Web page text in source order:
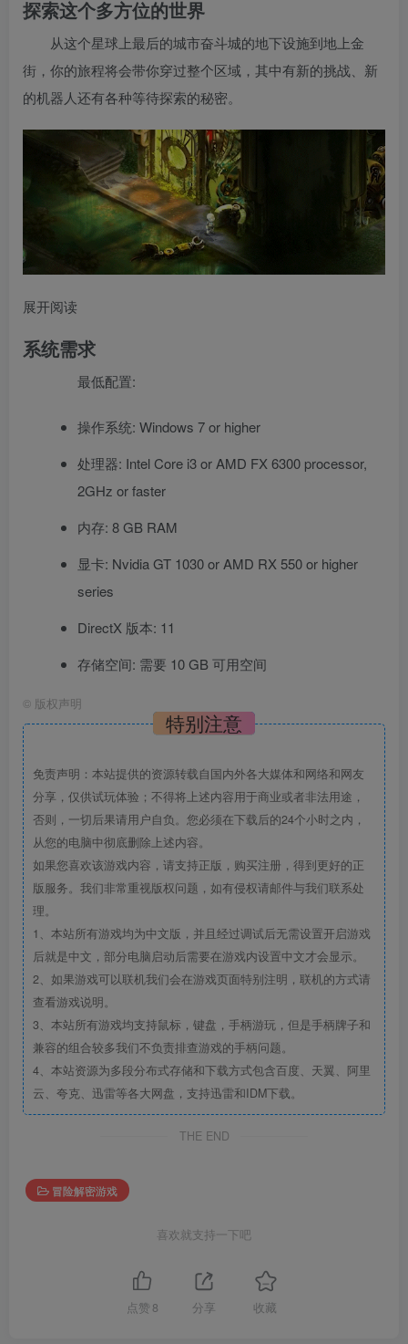
探索这个多方位的世界
从这个星球上最后的城市奋斗城的地下设施到地上金
街，你的旅程将会带你穿过整个区域，其中有新的挑战、新
的机器人还有各种等待探索的秘密。
展开阅读
系统需求
最低配置:
操作系统: Windows 7 or higher
处理器: Intel Core i3 or AMD FX 6300 processor,
2GHz or faster
内存: 8 GB RAM
显卡: Nvidia GT 1030 or AMD RX 550 or higher
series
DirectX 版本: 11
存储空间: 需要 10 GB 可用空间
© 版权声明
特别注意
免责声明：本站提供的资源转载自国内外各大媒体和网络和网友
分享，仅供试玩体验；不得将上述内容用于商业或者非法用途，
否则，一切后果请用户自负。您必须在下载后的24个小时之内，
从您的电脑中彻底删除上述内容。
如果您喜欢该游戏内容，请支持正版，购买注册，得到更好的正
版服务。我们非常重视版权问题，如有侵权请邮件与我们联系处
理。
1、本站所有游戏均为中文版，并且经过调试后无需设置开启游戏
后就是中文，部分电脑启动后需要在游戏内设置中文才会显示。
2、如果游戏可以联机我们会在游戏页面特别注明，联机的方式请
查看游戏说明。
3、本站所有游戏均支持鼠标，键盘，手柄游玩，但是手柄牌子和
兼容的组合较多我们不负责排查游戏的手柄问题。
4、本站资源为多段分布式存储和下载方式包含百度、天翼、阿里
云、夸克、迅雷等各大网盘，支持迅雷和IDM下载。
THE END
冒险解密游戏
喜欢就支持一下吧
点赞 8 分享 收藏